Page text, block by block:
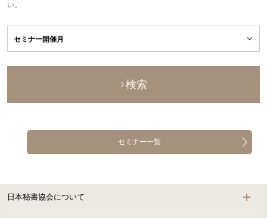
い。
検索
セミナー一覧
日本秘書協会について